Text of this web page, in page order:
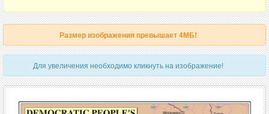
Размер изображения превышает 4МБ!
Для увеличения необходимо кликнуть на изображение!